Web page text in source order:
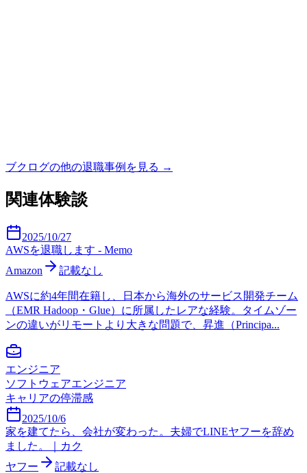
ブクログの他の退職事例を見る →
関連体験談
2025/10/27
AWSを退職します - Memo
Amazon
記載なし
AWSに約4年間在籍し、日本から海外のサービス開発チーム
（EMR Hadoop・Glue）に所属したレアな経験。タイムゾー
ンの違いがリモートより大きな問題で、昇進（Principa...
エンジニア
ソフトウェアエンジニア
キャリアの停滞感
2025/10/6
家を建てたら、会社が変わった。夫婦でLINEヤフーを辞め
ました。｜カク
ヤフー
記載なし